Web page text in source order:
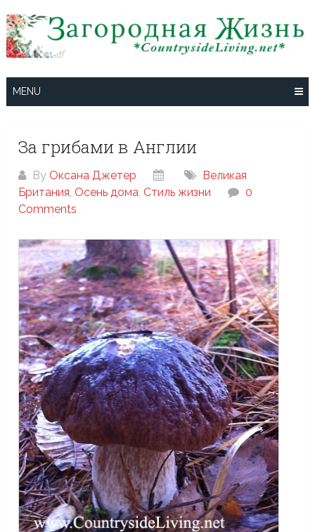
to
content
MENU
За грибами в Англии
By Оксана Джетер
Великая
Британия, Осень дома, Стиль жизни
0
Comments